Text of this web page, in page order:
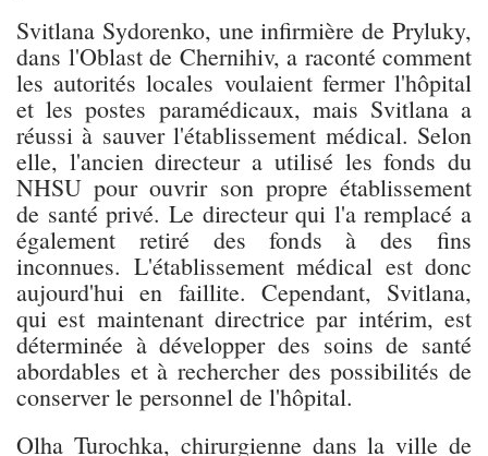
Svitlana Sydorenko, une infirmière de Pryluky,
dans l'Oblast de Chernihiv, a raconté comment
les autorités locales voulaient fermer l'hôpital
et les postes paramédicaux, mais Svitlana a
réussi à sauver l'établissement médical. Selon
elle, l'ancien directeur a utilisé les fonds du
NHSU pour ouvrir son propre établissement
de santé privé. Le directeur qui l'a remplacé a
également retiré des fonds à des fins
inconnues. L'établissement médical est donc
aujourd'hui en faillite. Cependant, Svitlana,
qui est maintenant directrice par intérim, est
déterminée à développer des soins de santé
abordables et à rechercher des possibilités de
conserver le personnel de l'hôpital.
Olha Turochka, chirurgienne dans la ville de